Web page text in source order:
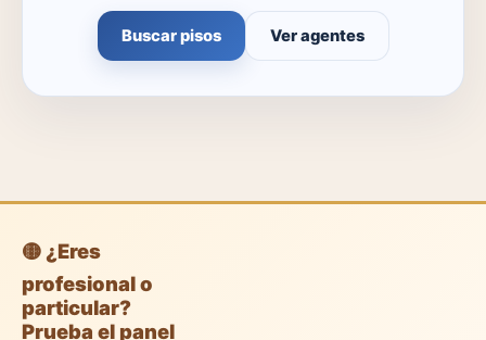
Buscar pisos Ver agentes
🟡 ¿Eres
profesional o
particular?
Prueba el panel